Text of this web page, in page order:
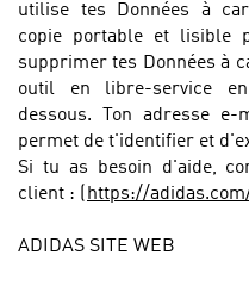
utilise tes Données à
copie portable et lisible
supprimer tes Données à
outil en libre-service
dessous. Ton adresse
permet de t'identifier et
Si tu as besoin d'aide,
client :
https://
ADIDAS SITE WEB